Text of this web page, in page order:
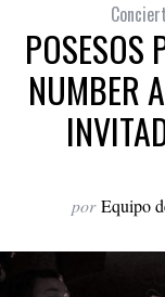
POSESOS
NUMBER
por Equipo